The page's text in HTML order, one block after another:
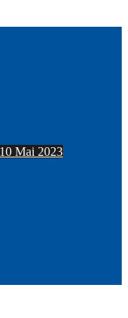
Mai 2023